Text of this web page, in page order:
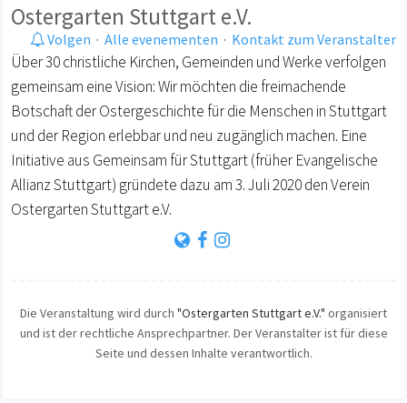
Ostergarten Stuttgart e.V.
Volgen · Alle evenementen · Kontakt zum Veranstalter
Über 30 christliche Kirchen, Gemeinden und Werke verfolgen
gemeinsam eine Vision: Wir möchten die freimachende
Botschaft der Ostergeschichte für die Menschen in Stuttgart
und der Region erlebbar und neu zugänglich machen. Eine
Initiative aus Gemeinsam für Stuttgart (früher Evangelische
Allianz Stuttgart) gründete dazu am 3. Juli 2020 den Verein
Ostergarten Stuttgart e.V.
Die Veranstaltung wird durch "Ostergarten Stuttgart e.V." organisiert
und ist der rechtliche Ansprechpartner. Der Veranstalter ist für diese
Seite und dessen Inhalte verantwortlich.